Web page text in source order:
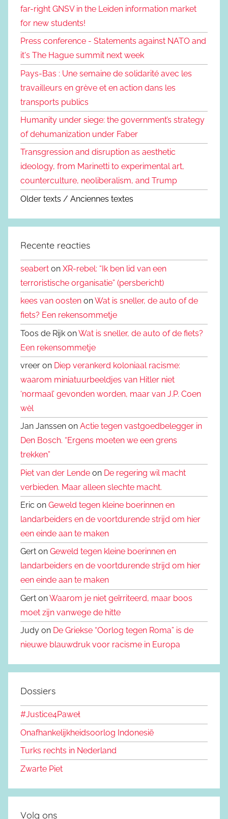
far-right GNSV in the Leiden information market
for new students!
Press conference - Statements against NATO and
it's The Hague summit next week
Pays-Bas : Une semaine de solidarité avec les
travailleurs en grève et en action dans les
transports publics
Humanity under siege: the government’s strategy
of dehumanization under Faber
Transgression and disruption as aesthetic
ideology, from Marinetti to experimental art,
counterculture, neoliberalism, and Trump
Older texts / Anciennes textes
Recente reacties
seabert on XR-rebel: “Ik ben lid van een
terroristische organisatie” (persbericht)
kees van oosten onWat is sneller, de auto of de
fiets? Een rekensommetje
Toos de Rijk onWat is sneller, de auto of de fiets?
Een rekensommetje
vreer on Diep verankerd koloniaal racisme:
waarom miniatuurbeeldjes van Hitler niet
‘normaal’ gevonden worden, maar van J.P. Coen
wèl
Jan Janssen on Actie tegen vastgoedbelegger in
Den Bosch. “Ergens moeten we een grens
trekken”
Piet van der Lende on De regering wil macht
verbieden. Maar alleen slechte macht.
Eric on Geweld tegen kleine boerinnen en
landarbeiders en de voortdurende strijd om hier
een einde aan te maken
Gert on Geweld tegen kleine boerinnen en
landarbeiders en de voortdurende strijd om hier
een einde aan te maken
Gert onWaarom je niet geïrriteerd, maar boos
moet zijn vanwege de hitte
Judy on De Griekse “Oorlog tegen Roma” is de
nieuwe blauwdruk voor racisme in Europa
Dossiers
#Justice4Paweł
Onafhankelijkheidsoorlog Indonesië
Turks rechts in Nederland
Zwarte Piet
Volg ons